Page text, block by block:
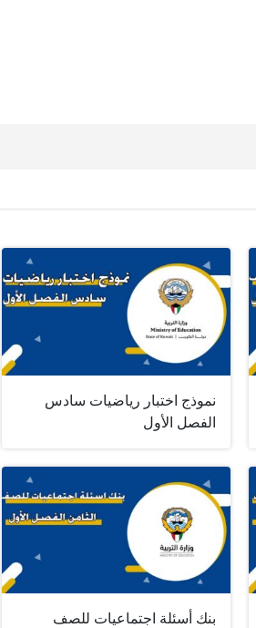
نموذج اختبار رياضيات سادس
الفصل الأول
بنك أسئلة اجتماعيات للصف